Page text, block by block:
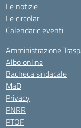
Le notizie
Le circolari
Calendario eventi
Amministrazione
Albo online
Bacheca sindacale
MaD
Privacy
PNRR
PTOF